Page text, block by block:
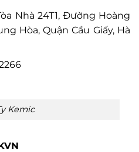
Nhà 24T1, Đường Hoàng
Hòa, Quận Cầu Giấy, Hà
Kemic